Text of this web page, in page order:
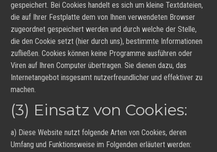
gespeichert. Bei Cookies handelt es sich um kleine Textdateien,
die auf Ihrer Festplatte dem von Ihnen verwendeten Browser
zugeordnet gespeichert werden und durch welche der Stelle,
die den Cookie setzt (hier durch uns), bestimmte Informationen
zufließen. Cookies können keine Programme ausführen oder
Viren auf Ihren Computer übertragen. Sie dienen dazu, das
Internetangebot insgesamt nutzerfreundlicher und effektiver zu
machen.
(3) Einsatz von Cookies:
a) Diese Website nutzt folgende Arten von Cookies, deren
Umfang und Funktionsweise im Folgenden erläutert werden: